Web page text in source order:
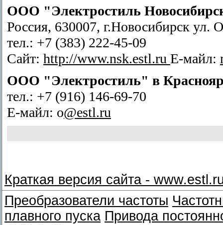
ООО "Электростиль
Россия, 630007, г.Новосибирск ул.
тел.: +7 (383) 222-45-09
Сайт: http://www.nsk.estl.ru Е-майл:
ООО "Электростиль" в
тел.: +7 (916) 146-69-70
Е-майл: o@estl.ru
Краткая версия сайта -
Преобразователи частоты
плавного пуска Привода